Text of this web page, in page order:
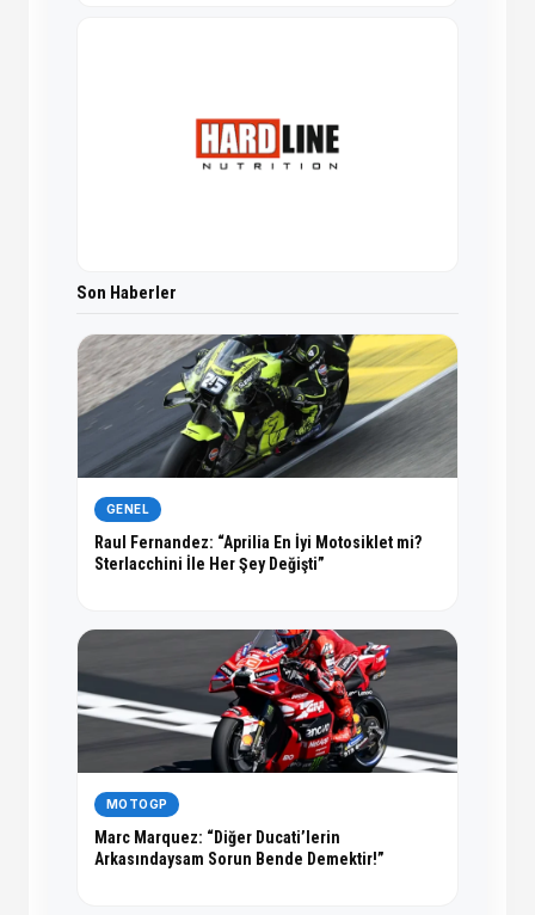
Son Haberler
GENEL
Raul Fernandez: “Aprilia En İyi Motosiklet mi?
Sterlacchini İle Her Şey Değişti”
MOTOGP
Marc Marquez: “Diğer Ducati’lerin
Arkasındaysam Sorun Bende Demektir!”